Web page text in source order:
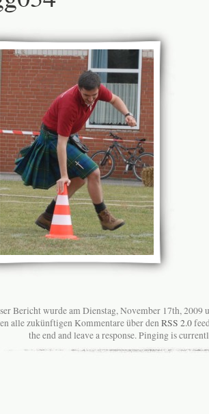
Bericht wurde am Dienstag, November 17th, 2009
alle zukünftigen Kommentare über denRSS 2.0
the end and leave a response. Pinging is